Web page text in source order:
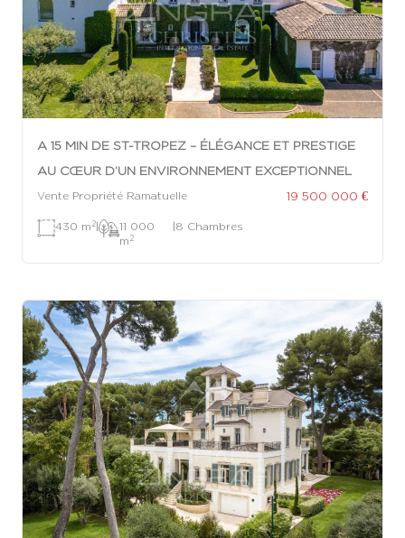
A 15 MIN DE ST-TROPEZ – ÉLÉGANCE ET PRESTIGE
AU CŒUR D’UN ENVIRONNEMENT EXCEPTIONNEL
Vente Propriété Ramatuelle 19 500 000 €
430 m 2|
11 000
m 2
|8 Chambres